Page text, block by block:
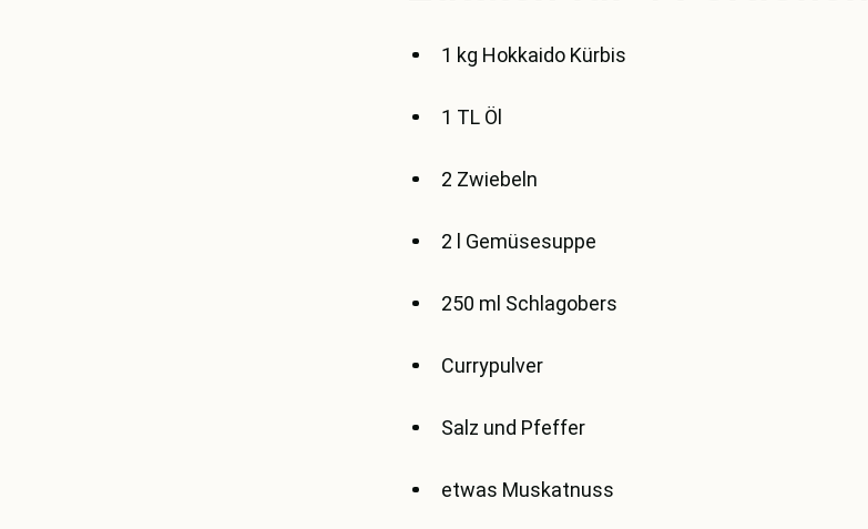
1 kg Hokkaido Kürbis
1 TL Öl
2 Zwiebeln
2 l Gemüsesuppe
250 ml Schlagobers
Currypulver
Salz und Pfeffer
etwas Muskatnuss